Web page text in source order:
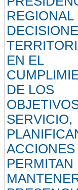
REGIONAL
EN EL
DE LOS
SERVICIO,
PERMITAN